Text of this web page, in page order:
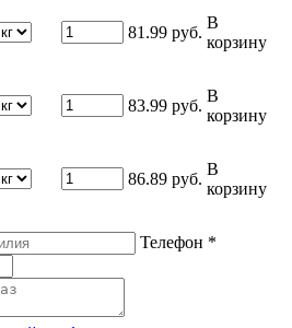
81.99 руб.
В
корзину
83.99 руб.
В
корзину
86.89 руб.
В
корзину
Телефон *